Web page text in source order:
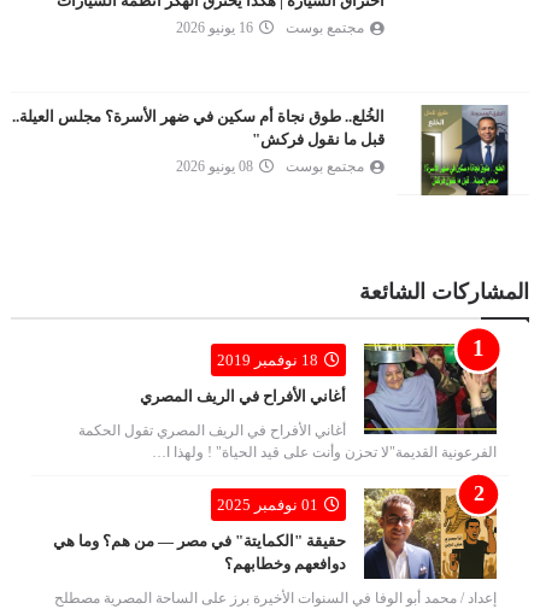
مجتمع بوست 16 يونيو 2026
الخُلع.. طوق نجاة أم سكين في ضهر الأسرة؟ مجلس العيلة..
قبل ما نقول فركش"
مجتمع بوست 08 يونيو 2026
المشاركات الشائعة
18 نوفمبر 2019
أغاني الأفراح في الريف المصري
أغاني الأفراح في الريف المصري تقول الحكمة
الفرعونية القديمة"لا تحزن وأنت على قيد الحياة" ! ولهذا ا…
01 نوفمبر 2025
حقيقة "الكمايتة" في مصر — من هم؟ وما هي
دوافعهم وخطابهم؟
إعداد / محمد أبو الوفا في السنوات الأخيرة برز على الساحة المصرية مصطلح